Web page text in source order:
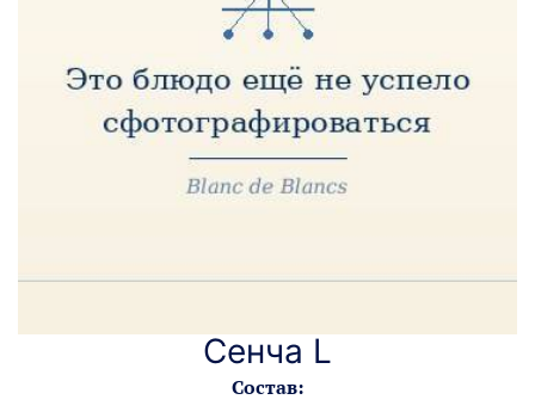
Сенча L
Состав: